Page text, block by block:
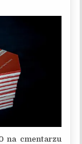
na cmentarzu